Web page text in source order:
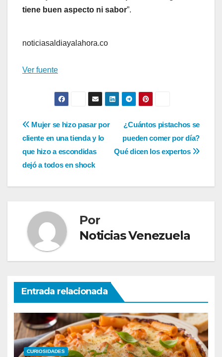
tiene buen aspecto ni sabor”.
noticiasaldiayalahora.co
Ver fuente
Navegación
de
entradas
¿Cuántos pistachos se
pueden comer por día?
Qué dicen los expertos
Mujer se hizo pasar por
cliente en una tienda y lo
que hizo a escondidas
dejó a todos en shock
Por
Noticias Venezuela
Entrada relacionada
CURIOSIDADES